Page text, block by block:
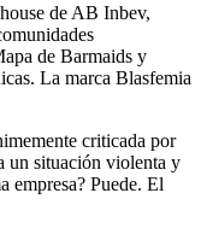
de AB Inbev,
de Barmaids y
La marca Blasfemia
criticada por
un situación violenta y
empresa? Puede. El